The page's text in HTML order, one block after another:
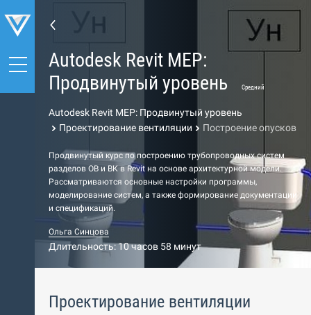
Autodesk Revit MEP:
Продвинутый уровень
Средний
Autodesk Revit MEP: Продвинутый уровень
Проектирование вентиляции
Построение опусков
Продвинутый курс по построению трубопроводных систем
разделов ОВ и ВК в Revit на основе архитектурной модели.
Рассматриваются основные настройки программы,
моделирование систем, а также формирование документации
и спецификаций.
Ольга Синцова
Длительность: 10 часов 58 минут
Проектирование вентиляции